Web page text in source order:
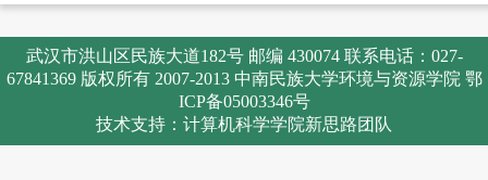
武汉市洪山区民族大道182号 邮编 430074 联系电话：027-
67841369 版权所有 2007-2013 中南民族大学环境与资源学院 鄂
ICP备05003346号
技术支持：计算机科学学院新思路团队